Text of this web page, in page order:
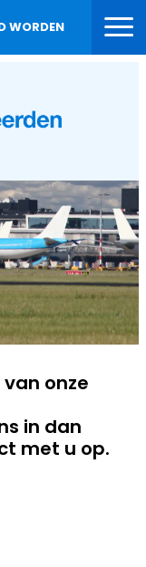
WORDEN
onze
in dan
met u op.